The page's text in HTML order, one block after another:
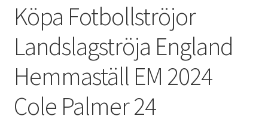
Köpa Fotbollströjor
Landslagströja England
Hemmaställ EM 2024
Cole Palmer 24